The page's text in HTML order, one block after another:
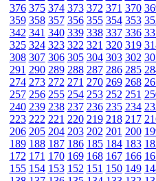
376 375 374 373 372 371 370
359 358 357 356 355 354 353
342 341 340 339 338 337 336
325 324 323 322 321 320 319
308 307 306 305 304 303 302
291 290 289 288 287 286 285
274 273 272 271 270 269 268
257 256 255 254 253 252 251
240 239 238 237 236 235 234
223 222 221 220 219 218 217
206 205 204 203 202 201 200
189 188 187 186 185 184 183
172 171 170 169 168 167 166
155 154 153 152 151 150 149